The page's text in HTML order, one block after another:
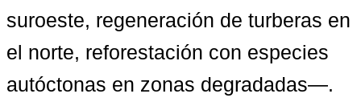
suroeste, regeneración de turberas en
el norte, reforestación con especies
autóctonas en zonas degradadas—.